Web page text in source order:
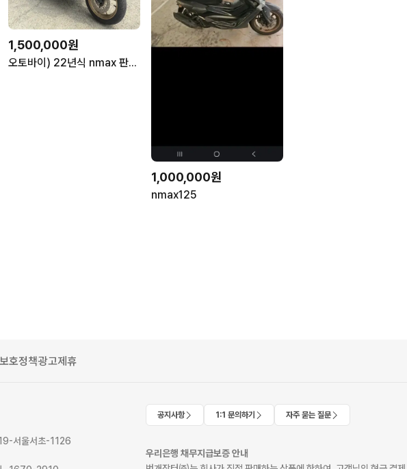
1,500,000원
오토바이) 22년식 nmax 판매합니다
1,000,000원
nmax125
호정책광고제휴
서울서초-1126
공지사항 1:1 문의하기 자주 묻는 질문
우리은행 채무지급보증 안내